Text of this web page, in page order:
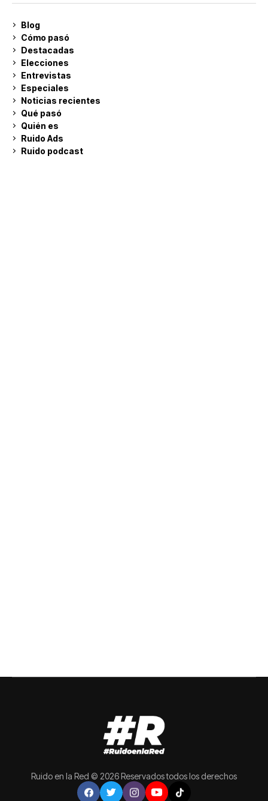
Blog
Cómo pasó
Destacadas
Elecciones
Entrevistas
Especiales
Noticias recientes
Qué pasó
Quién es
Ruido Ads
Ruido podcast
Ruido en la Red © 2026 Reservados todos los derechos